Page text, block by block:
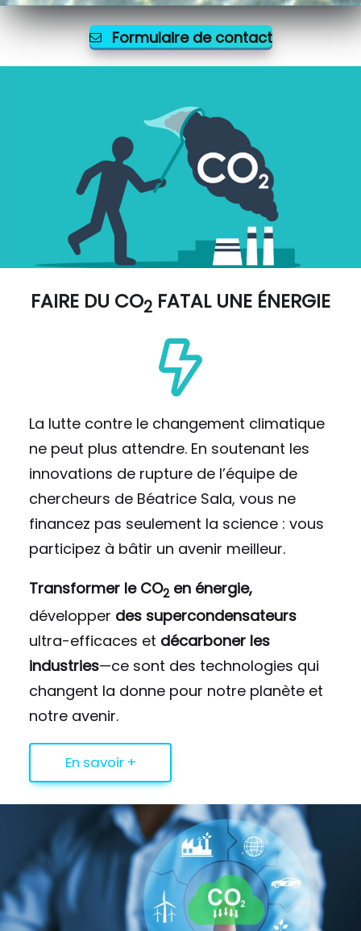
Formulaire de contact
FAIRE DU CO2 FATAL UNE ÉNERGIE
La lutte contre le changement climatique
ne peut plus attendre. En soutenant les
innovations de rupture de l’équipe de
chercheurs de Béatrice Sala, vous ne
financez pas seulement la science : vous
participez à bâtir un avenir meilleur.
Transformer le CO2 en énergie,
développer des supercondensateurs
ultra-efficaces et décarboner les
industries—ce sont des technologies qui
changent la donne pour notre planète et
notre avenir.
En savoir +